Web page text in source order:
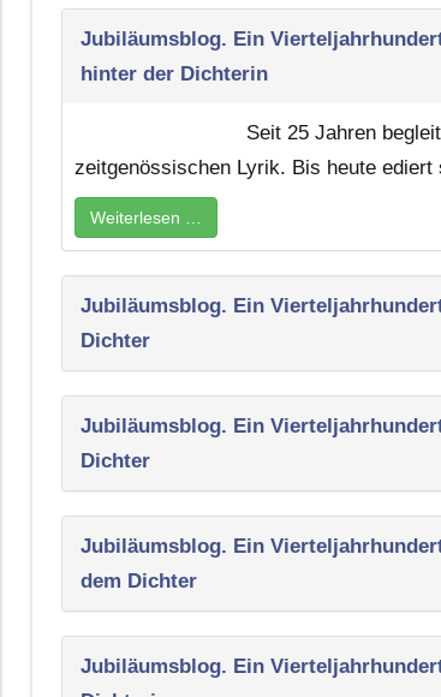
Jubiläumsblog. Ein
hinter der Dichterin
Seit 25 Jahren
zeitgenössischen Lyrik. Bis heute ediert
Weiterlesen …
Jubiläumsblog. Ein
Dichter
Jubiläumsblog. Ein
Dichter
Jubiläumsblog. Ein
dem Dichter
Jubiläumsblog. Ein